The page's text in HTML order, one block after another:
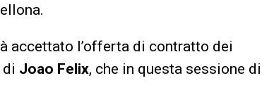
accettato l’offerta di contratto dei
Joao Felix, che in questa sessione di